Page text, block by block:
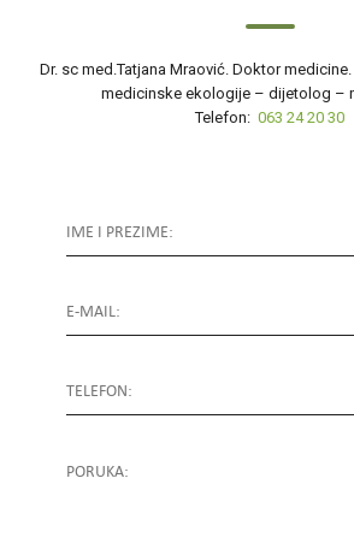
Dr. sc med.Tatjana Mraović. Doktor
medicinske ekologije – dijetolog –
Telefon: 063 24 20 30